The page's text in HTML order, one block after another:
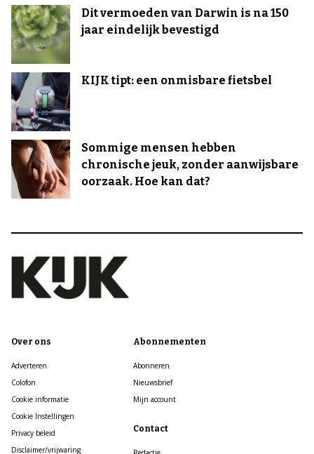
Dit vermoeden van Darwin is na 150
jaar eindelijk bevestigd
KIJK tipt: een onmisbare fietsbel
Sommige mensen hebben
chronische jeuk, zonder aanwijsbare
oorzaak. Hoe kan dat?
Over ons
Adverteren
Colofon
Cookie informatie
Cookie Instellingen
Privacy beleid
Disclaimer/vrijwaring
Abonnementen
Abonneren
Nieuwsbrief
Mijn account
Contact